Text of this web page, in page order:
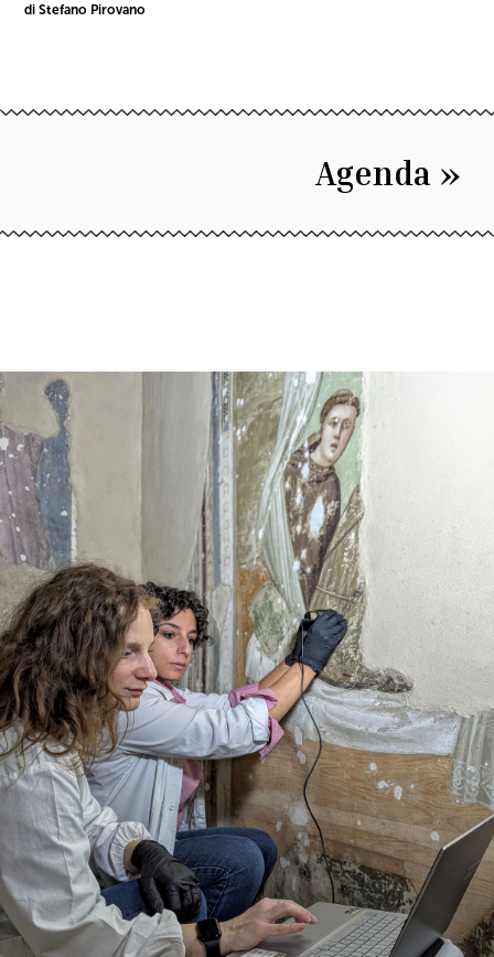
di Stefano Pirovano
Agenda »